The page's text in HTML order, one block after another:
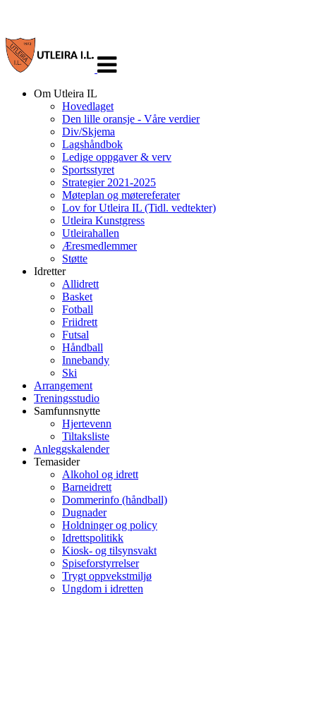
navigasjon
Om Utleira IL
Hovedlaget
Den lille oransje - Våre verdier
Div/Skjema
Lagshåndbok
Ledige oppgaver & verv
Sportsstyret
Strategier 2021-2025
Møteplan og møtereferater
Lov for Utleira IL (Tidl. vedtekter)
Utleira Kunstgress
Utleirahallen
Æresmedlemmer
Støtte
Idretter
Allidrett
Basket
Fotball
Friidrett
Futsal
Håndball
Innebandy
Ski
Arrangement
Treningsstudio
Samfunnsnytte
Hjertevenn
Tiltaksliste
Anleggskalender
Temasider
Alkohol og idrett
Barneidrett
Dommerinfo (håndball)
Dugnader
Holdninger og policy
Idrettspolitikk
Kiosk- og tilsynsvakt
Spiseforstyrrelser
Trygt oppvekstmiljø
Ungdom i idretten